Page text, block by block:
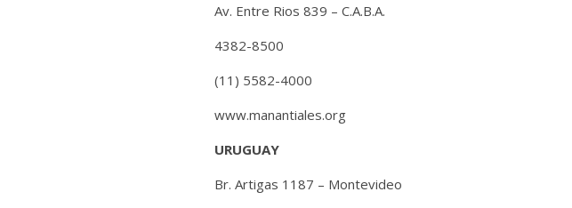
Av. Entre Rios 839 – C.A.B.A.
4382-8500
(11) 5582-4000
www.manantiales.org
URUGUAY
Br. Artigas 1187 – Montevideo